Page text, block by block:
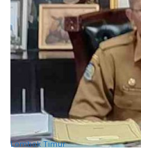
Lombok Timur